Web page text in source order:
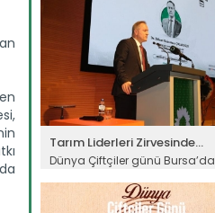
Tarım Liderleri Zirvesinde...
Dünya Çiftçiler günü Bursa’da
Devamını Oku ->